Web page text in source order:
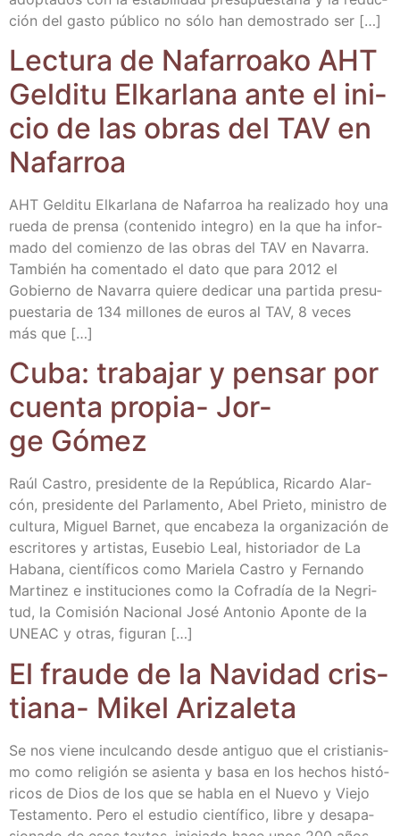
ción del gas­to públi­co no sólo han demos­tra­do ser […]
Lec­tu­ra de Nafa­rroa­ko AHT
Gel­di­tu Elkar­la­na ante el ini­
cio de las obras del TAV en
Nafarroa
AHT Gel­di­tu Elkar­la­na de Nafa­rroa ha rea­li­za­do hoy una
rue­da de pren­sa (con­te­ni­do inte­gro) en la que ha infor­
ma­do del comien­zo de las obras del TAV en Nava­rra.
Tam­bién ha comen­ta­do el dato que para 2012 el
Gobierno de Nava­rra quie­re dedi­car una par­ti­da pre­su­
pues­ta­ria de 134 millo­nes de euros al TAV, 8 veces
más que […]
Cuba: tra­ba­jar y pen­sar por
cuen­ta pro­pia- Jor­
ge Gómez
Raúl Cas­tro, pre­si­den­te de la Repú­bli­ca, Ricar­do Alar­
cón, pre­si­den­te del Par­la­men­to, Abel Prie­to, minis­tro de
cul­tu­ra, Miguel Bar­net, que enca­be­za la orga­ni­za­ción de
escri­to­res y artis­tas, Euse­bio Leal, his­to­ria­dor de La
Haba­na, cien­tí­fi­cos como Marie­la Cas­tro y Fer­nan­do
Mar­ti­nez e ins­ti­tu­cio­nes como la Cofra­día de la Negri­
tud, la Comi­sión Nacio­nal José Anto­nio Apon­te de la
UNEAC y otras, figuran […]
El frau­de de la Navi­dad cris­
tia­na- Mikel Arizaleta
Se nos vie­ne incul­can­do des­de anti­guo que el cris­tia­nis­
mo como reli­gión se asien­ta y basa en los hechos his­tó­
ri­cos de Dios de los que se habla en el Nue­vo y Vie­jo
Tes­ta­men­to. Pero el estu­dio cien­tí­fi­co, libre y des­apa­